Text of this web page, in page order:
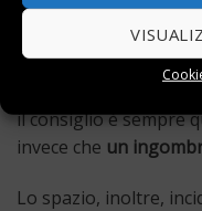
grande se non
il consiglio è sempre
invece che un
Lo spazio, inoltre,